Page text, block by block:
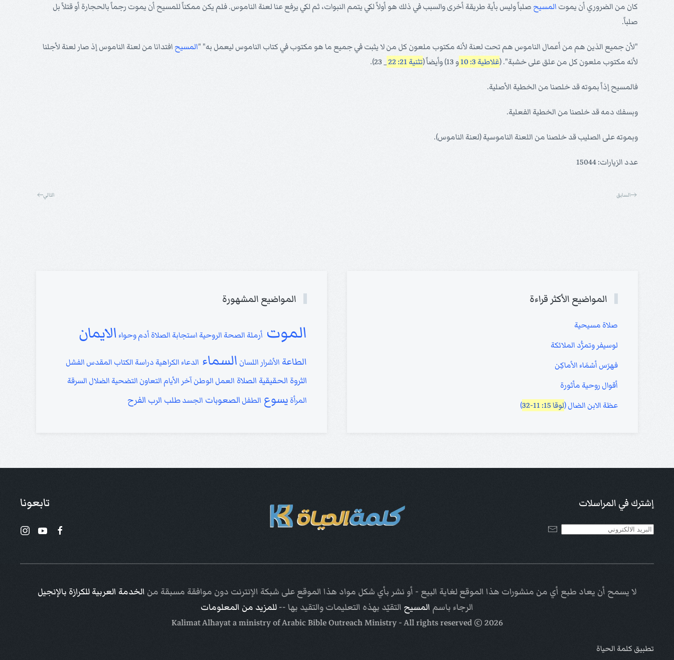
كان من الضروري أن يموت المسيح صلباً وليس بأية طريقة أخرى والسبب في ذلك هو أولاً لكي يتمم النبوات، ثم لكي يرفع عنا لعنة الناموس. فلم يكن ممكناً للمسيح أن يموت رجماً بالحجارة أو قتلاً بل
صلباً.
"لأن جميع الذين هم من أعمال الناموس هم تحت لعنة لأنه مكتوب ملعون كل من لا يثبت في جميع ما هو مكتوب في كتاب الناموس ليعمل به" "المسيح افتدانا من لعنة الناموس إذ صار لعنة لأجلنا
لأنه مكتوب ملعون كل من علق على خشبة". (غلاطية 3: 10 و 13) وأيضاً ( تثنية 21: 22 _ 23).
فالمسيح إذاً بموته قد خلصنا من الخطية الأصلية.
وبسفك دمه قد خلصنا من الخطية الفعلية.
وبموته على الصليب قد خلصنا من اللعنة الناموسية (لعنة الناموس).
عدد الزيارات: 15044
السابق التالي
المواضيع الأكثر قراءة
صلاة مسيحية
لوسيفر وتمرُّد الملائكة
فهرَس أسْمَاء الأماكِن
أقوال روحية مأثورة
عظة الابن الضال (لوقا 15: 11-32 )
المواضيع المشهورة
الموت أرملة الصحة الروحية استجابة الصلاة أدم وحواء الايمان
الطاعة الأشرار اللسان السماء الدعاء الكراهية دراسة الكتاب المقدس الفشل
الثروة الحقيقية الصلاة العمل الوطنآخر الأيام التعاون التضحية الضلال السرقة
المرأة يسوع الطفل الصعوبات الجسدطلب الرب الفرح
إشترك في المراسلات تابعونا
لا يسمح أن يعاد طبع أي من منشورات هذا الموقع لغاية البيع - أو نشر بأي شكل مواد هذا الموقع على شبكة الإنترنت دون موافقة مسبقة من الخدمة العربية للكرازة بالإنجيل
الرجاء باسم المسيح التقيّد بهذه التعليمات والتقيد بها --للمزيد من المعلومات
2026
© Kalimat Alhayat a ministry of
Arabic Bible Outreach Ministry- All rights reserved
تطبيق كلمة الحياة